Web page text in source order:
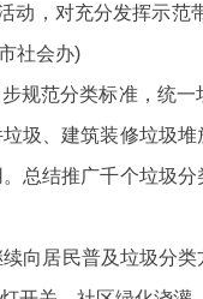
动，对充分发挥示范
社会办)
规范分类标准，统
圾、建筑装修垃圾
总结推广千个垃圾
向居民普及垃圾分